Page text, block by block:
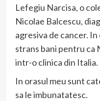
Lefegiu Narcisa, o
Nicolae Balcescu,
agresiva de cancer.
strans bani pentru ca
intr-o clinica din Italia.
In orasul meu sunt
sa le imbunatatesc.